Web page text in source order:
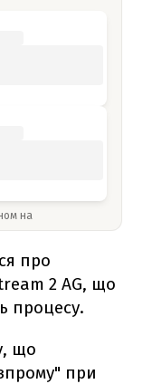
на
про
2 AG, що
процесу.
що
при